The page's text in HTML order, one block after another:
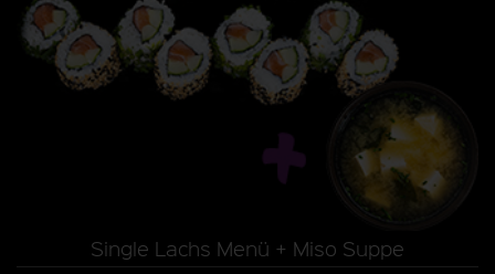
Single Lachs Menü + Miso Suppe